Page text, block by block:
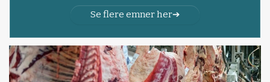
Se flere emner her